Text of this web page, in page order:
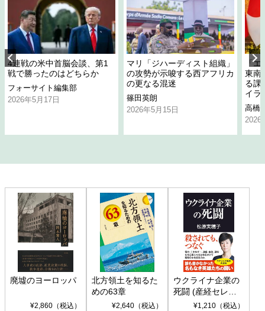
4連戦の米中首脳会談、第1
戦で勝ったのはどちらか
フォーサイト編集部
2026年5月17日
マリ「ジハーディスト組織」
の攻勢が示唆する西アフリカ
の更なる混迷
篠田英朗
2026年5月15日
「
東南
る課
イラ
高橋
2026
廃墟のヨーロッパ
¥2,860（税込）
北方領土を知るた
めの63章
¥2,640（税込）
ウクライナ企業の
死闘 (産経セレク
ト S 039)¥1,210（税込）